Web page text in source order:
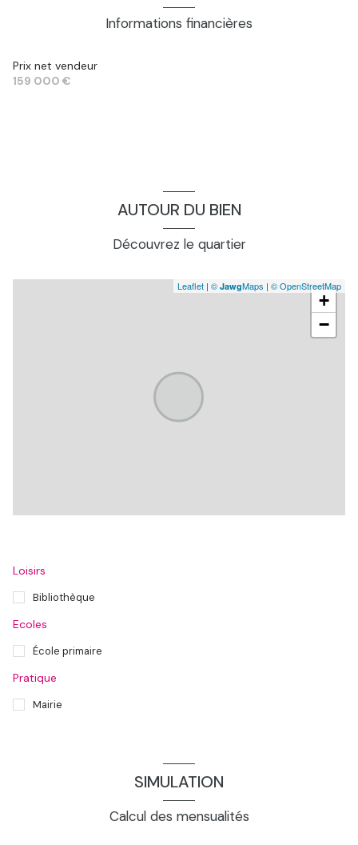
Informations financières
Prix net vendeur
159 000 €
AUTOUR DU BIEN
Découvrez le quartier
+
−
Leaflet | © JawgMaps | © OpenStreetMap
Loisirs
Bibliothèque
Ecoles
École primaire
Pratique
Mairie
SIMULATION
Calcul des mensualités